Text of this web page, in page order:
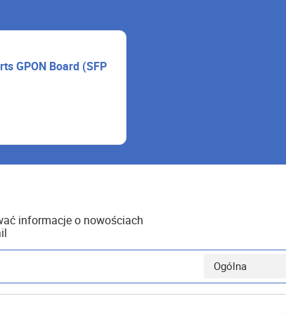
GPON Board (SFP
informacje o nowościach